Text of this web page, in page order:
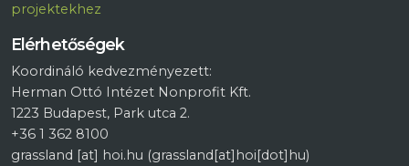
projektekhez
Elérhetőségek
Koordináló kedvezményezett:
Herman Ottó Intézet Nonprofit Kft.
1223 Budapest, Park utca 2.
+36 1 362 8100
grassland [at] hoi.hu (grassland[at]hoi[dot]hu)